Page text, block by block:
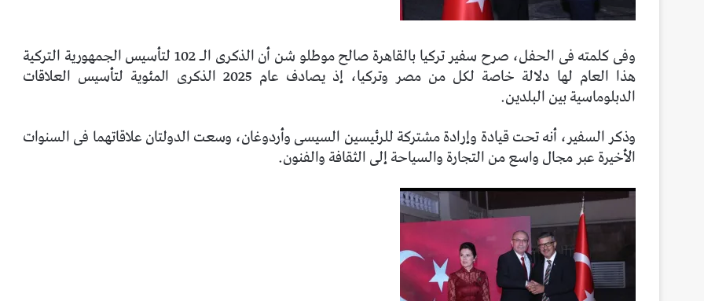
وفى كلمته فى الحفل، صرح سفير تركيا بالقاهرة صالح موطلو شن أن الذكرى الـ 102 لتأسيس الجمهورية التركية
هذا العام لها دلالة خاصة لكل من مصر وتركيا، إذ يصادف عام 2025 الذكرى المئوية لتأسيس العلاقات
الدبلوماسية بين البلدين.
وذكر السفير، أنه تحت قيادة وإرادة مشتركة للرئيسين السيسى وأردوغان، وسعت الدولتان علاقاتهما فى السنوات
الأخيرة عبر مجال واسع من التجارة والسياحة إلى الثقافة والفنون.